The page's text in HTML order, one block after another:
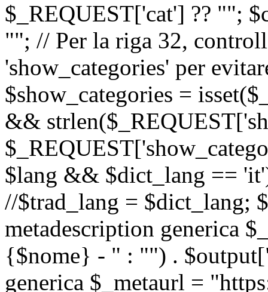
$_REQUEST['cat'] ?? "";
""; // Per la riga 32,
'show_categories' per
$show_categories =
&&
$lang && $dict_lang ==
//$trad_lang = $dict_lang;
metadescription generica
{$nome} - " : "") .
generica $_metaurl =